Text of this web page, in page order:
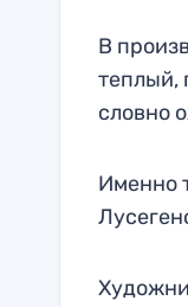
В
теплый,
словно
Именно